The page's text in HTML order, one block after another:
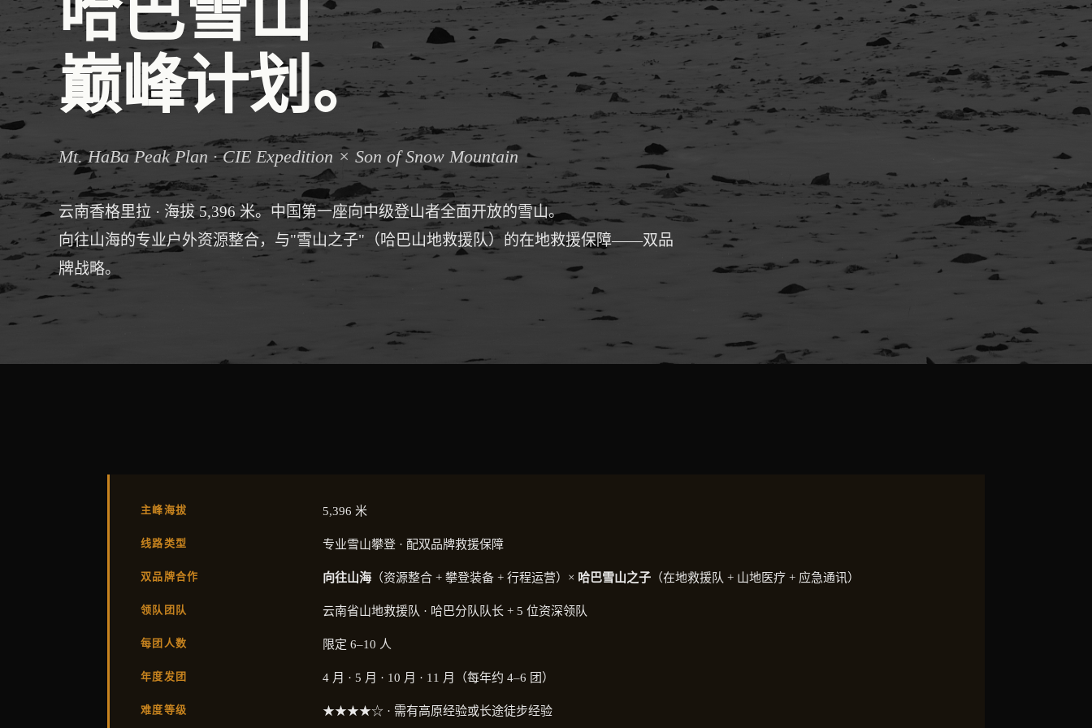
哈巴雪山
巅峰计划。
Mt. HaBa Peak Plan · CIE Expedition × Son of Snow Mountain
云南香格里拉 · 海拔 5,396 米。中国第一座向中级登山者全面开放的雪山。
向往山海的专业户外资源整合，与"雪山之子"（哈巴山地救援队）的在地救援保障——双品
牌战略。
主峰海拔 5,396 米
线路类型 专业雪山攀登 · 配双品牌救援保障
双品牌合作 向往山海 （资源整合 + 攀登装备 + 行程运营）× 哈巴雪山之子 （在地救援队 + 山地医疗 + 应急通讯）
领队团队 云南省山地救援队 · 哈巴分队队长 + 5 位资深领队
每团人数 限定 6–10 人
年度发团 4 月 · 5 月 · 10 月 · 11 月（每年约 4–6 团）
难度等级 ★★★★☆ · 需有高原经验或长途徒步经验